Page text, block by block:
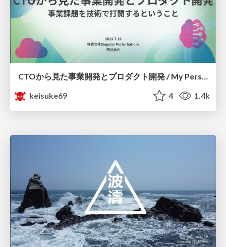
CTOから見た事業開発とプロダクト開発 / My Perspective on Business and Product Development as CTO
keisuke69
4 1.4k